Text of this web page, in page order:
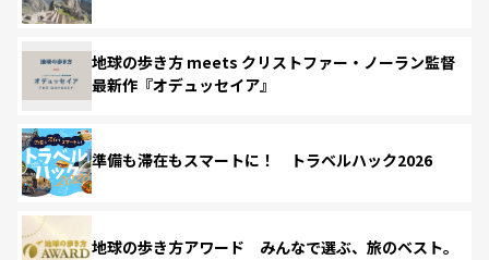
地球の歩き方 meets クリストファー・ノーラン監督
最新作『オデュッセイア』
準備も滞在もスマートに！ トラベルハック2026
地球の歩き方アワード みんなで選ぶ、旅のベスト。